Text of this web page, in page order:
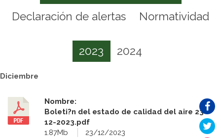
Declaración de alertas
Normatividad
2023 2024
Diciembre
Nombre:
Boleti?n del estado de calidad del aire 23-
12-2023.pdf
1.87Mb
23/12/2023